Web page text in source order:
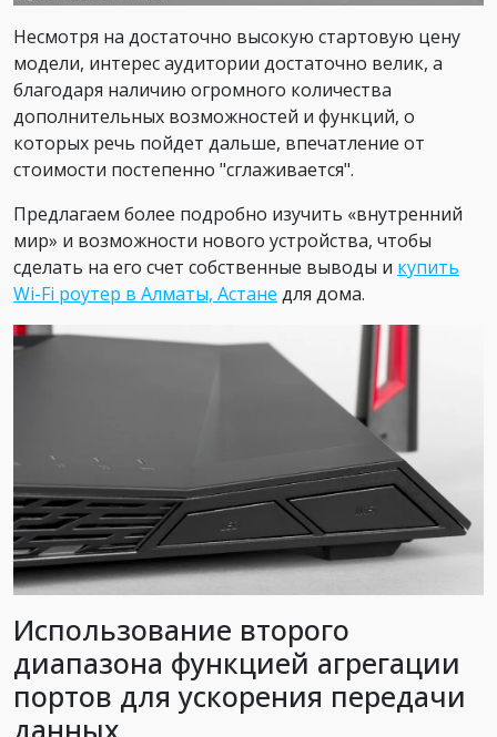
Несмотря на достаточно высокую стартовую цену
модели, интерес аудитории достаточно велик, а
благодаря наличию огромного количества
дополнительных возможностей и функций, о
которых речь пойдет дальше, впечатление от
стоимости постепенно "сглаживается".
Предлагаем более подробно изучить «внутренний
мир» и возможности нового устройства, чтобы
сделать на его счет собственные выводы и купить
Wi-Fi роутер в Алматы, Астане для дома.
Использование второго
диапазона функцией агрегации
портов для ускорения передачи
данных